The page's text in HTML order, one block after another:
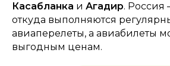
Касабланка и Агадир. Россия
откуда выполняются
авиаперелеты, а авиабилеты
выгодным ценам.